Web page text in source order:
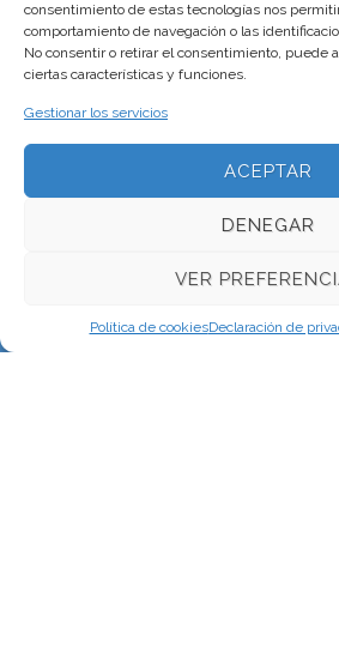
consentimiento de estas tecnologías nos
comportamiento de navegación o las
No consentir o retirar el consentimiento, puede
ciertas características y funciones.
Gestionar los servicios
ACEPTAR
DENEGAR
VER
Política de cookiesDeclaración de
CLAUSULAS INFORMATIVAS